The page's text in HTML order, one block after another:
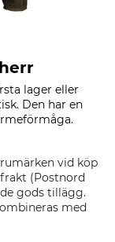
lager eller
Den har en
vid köp
(Postnord
gods tillägg.
med